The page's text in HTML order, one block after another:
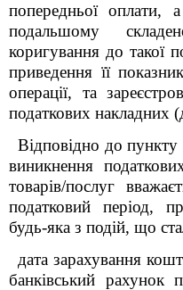
попередньої оплати,
подальшому
коригування до такої
приведення її
операції, та
податкових накладних
Відповідно до
виникнення
товарів/послуг
податковий період,
будь-яка з подій, що
дата зарахування
банківський рахунок